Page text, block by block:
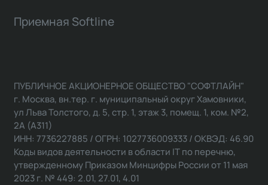
Приемная Softline
ПУБЛИЧНОЕ АКЦИОНЕРНОЕ ОБЩЕСТВО "СОФТЛАЙН"
г. Москва, вн.тер. г. муниципальный округ Хамовники,
ул Льва Толстого, д. 5, стр. 1, этаж 3, помещ. 1, ком. №2,
2А (А311)
ИНН: 7736227885 / ОГРН: 1027736009333 / ОКВЭД: 46.90
Коды видов деятельности в области IT по перечню,
утвержденному Приказом Минцифры России от 11 мая
2023 г. № 449: 2.01, 27.01, 4.01